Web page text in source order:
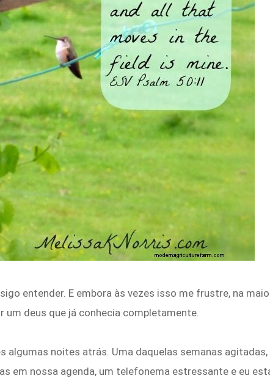
entender. E embora às vezes isso me frustre, na
um deus que já conhecia completamente.
noites atrás. Uma daquelas semanas
em nossa agenda, um telefonema estressante e eu